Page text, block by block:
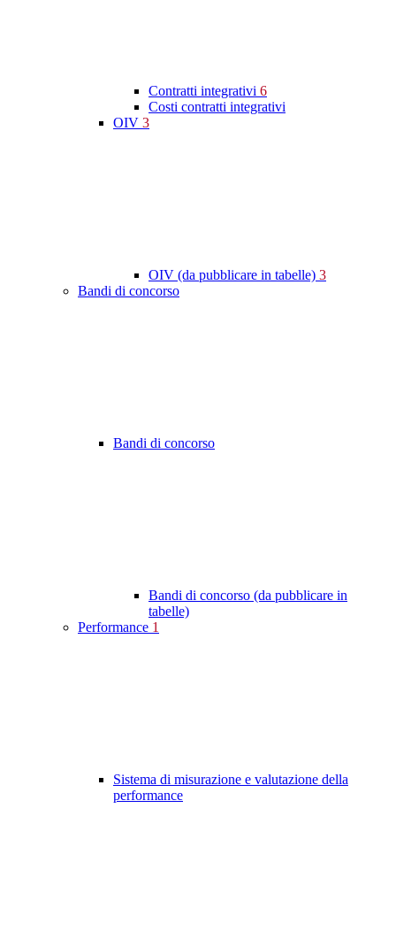
Contratti integrativi 6
Costi contratti integrativi
OIV 3
OIV (da pubblicare in tabelle) 3
Bandi di concorso
Bandi di concorso
Bandi di concorso (da pubblicare in
tabelle)
Performance 1
Sistema di misurazione e valutazione della
performance